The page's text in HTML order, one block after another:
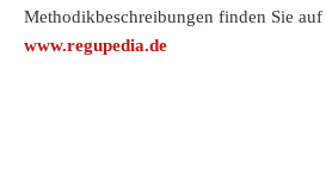
Methodikbeschreibungen finden Sie auf
www.regupedia.de